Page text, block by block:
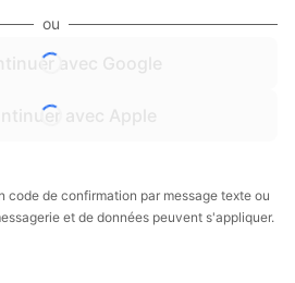
ou
avec Google
avec Apple
code de confirmation par message texte ou
et de données peuvent s'appliquer.